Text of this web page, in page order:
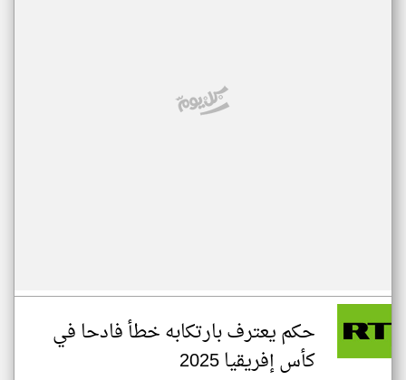
حكم يعترف بارتكابه خطأ فادحا في
كأس إفريقيا 2025